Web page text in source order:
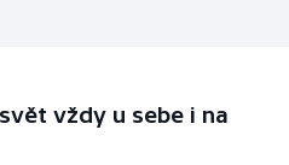
vždy u sebe i na